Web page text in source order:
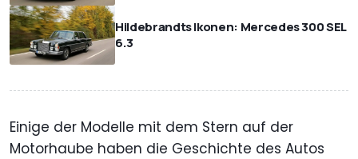
Hildebrandts Ikonen: Mercedes 300 SEL
6.3
Einige der Modelle mit dem Stern auf der
Motorhaube haben die Geschichte des Autos